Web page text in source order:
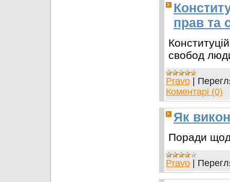
прав та
свобод
Pravo |
Коментарі (0)
Як
Поради
Pravo |